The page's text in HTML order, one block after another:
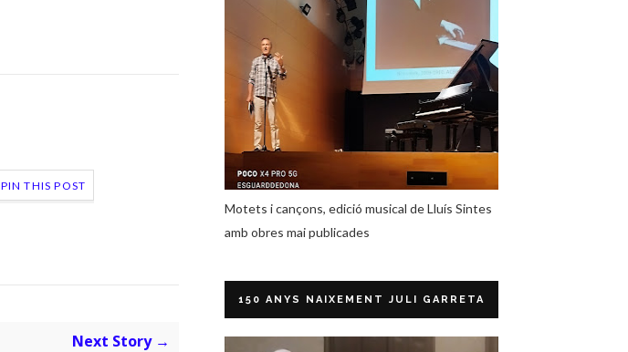
PIN THIS POST
Next Story →
Motets i cançons, edició musical de Lluís Sintes
amb obres mai publicades
150 ANYS NAIXEMENT JULI GARRETA